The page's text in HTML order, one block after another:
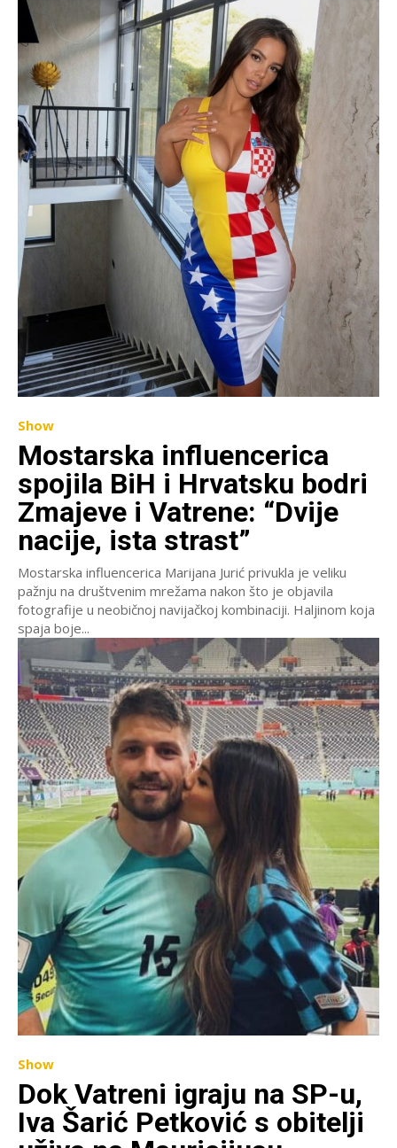
Show
Mostarska influencerica
spojila BiH i Hrvatsku bodri
Zmajeve i Vatrene: “Dvije
nacije, ista strast”
Mostarska influencerica Marijana Jurić privukla je veliku
pažnju na društvenim mrežama nakon što je objavila
fotografije u neobičnoj navijačkoj kombinaciji. Haljinom koja
spaja boje...
Show
Dok Vatreni igraju na SP-u,
Iva Šarić Petković s obitelji